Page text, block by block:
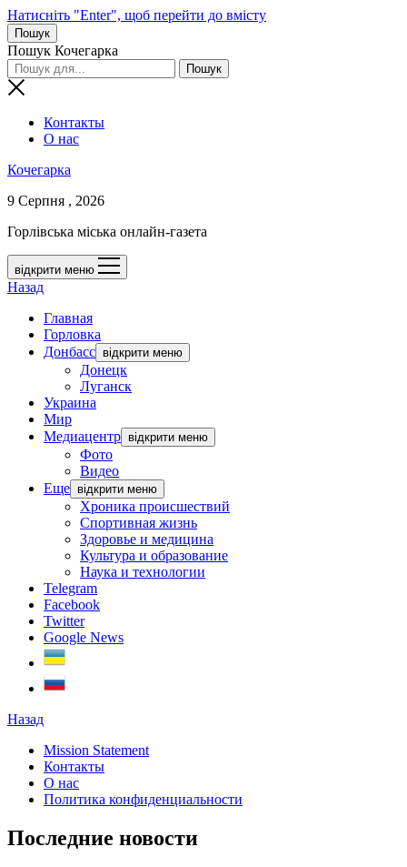
Натисніть "Enter", щоб перейти до вмісту
Пошук
Пошук Кочегарка
Контакты
О нас
Кочегарка
9 Серпня , 2026
Горлівська міська онлайн-газета
відкрити меню
Назад
Главная
Горловка
Донбасс відкрити меню
Донецк
Луганск
Украина
Мир
Медиацентр відкрити меню
Фото
Видео
Еще відкрити меню
Хроника происшествий
Спортивная жизнь
Здоровье и медицина
Культура и образование
Наука и технологии
Telegram
Facebook
Twitter
Google News
Назад
Mission Statement
Контакты
О нас
Политика конфиденциальности
Последние новости